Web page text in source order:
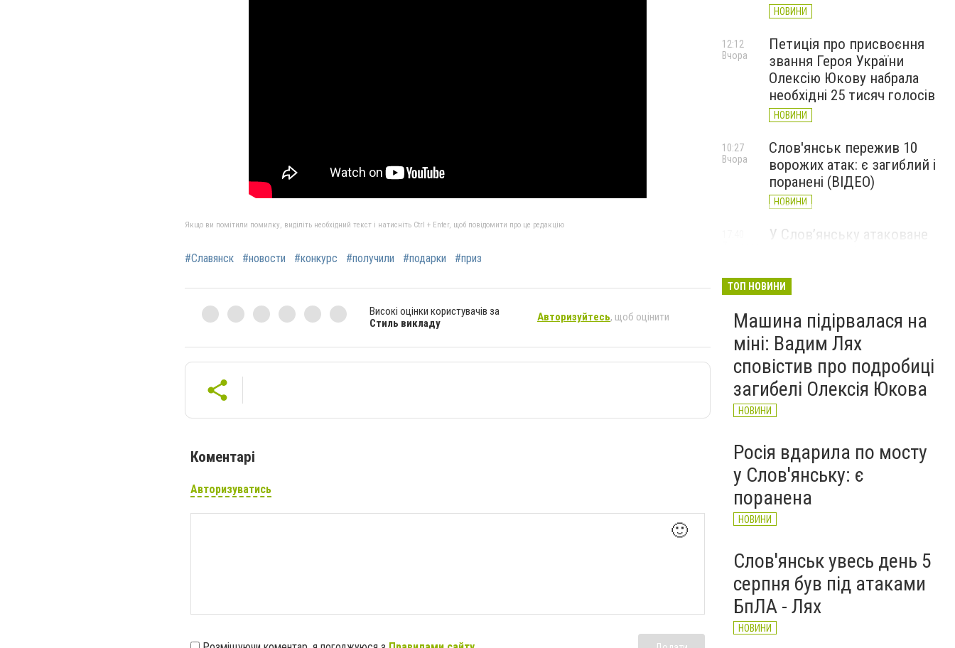
Якщо ви помітили помилку, виділіть необхідний текст і натисніть Ctrl + Enter, щоб повідомити про це редакцію
#Славянск #новости #конкурс #получили #подарки #приз
Високі оцінки користувачів за
Стиль викладу
Авторизуйтесь, щоб оцінити
Коментарі
Авторизуватись
🙂
НОВИНИ
Петиція про присвоєння
звання Героя України
Олексію Юкову набрала
необхідні 25 тисяч голосів
НОВИНИ
12:12
Вчора
Слов'янськ пережив 10
ворожих атак: є загиблий і
поранені (ВІДЕО)
НОВИНИ
10:27
Вчора
У Слов’янську атаковане
НОВИНИ
ТОП НОВИНИ
Машина підірвалася на
міні: Вадим Лях
сповістив про подробиці
загибелі Олексія Юкова
НОВИНИ
Росія вдарила по мосту
у Слов'янську: є
поранена
НОВИНИ
Слов'янськ увесь день 5
серпня був під атаками
БпЛА - Лях
НОВИНИ